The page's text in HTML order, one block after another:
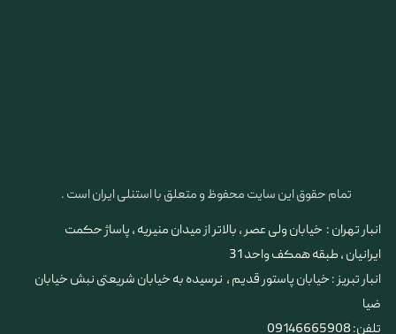
تمام حقوق این سایت محفوظ و متعلق با استنلی ایران است .
انبار تهران : خیابان ولی عصر ، بالاتر از میدان منیریه ، پاساژ حکمت
ایرانیان ، طبقه همکف واحد 31
​​​​​​​انبار تبریز : خیابان پاستور قدیم ، نرسیده به خیابان شریعتی نبش خیابان
ضیا
تلفن: 09146665908